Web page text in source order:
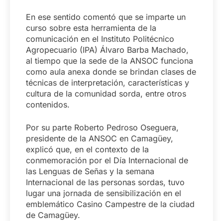
En ese sentido comentó que se imparte un
curso sobre esta herramienta de la
comunicación en el Instituto Politécnico
Agropecuario (IPA) Álvaro Barba Machado,
al tiempo que la sede de la ANSOC funciona
como aula anexa donde se brindan clases de
técnicas de interpretación, características y
cultura de la comunidad sorda, entre otros
contenidos.
Por su parte Roberto Pedroso Oseguera,
presidente de la ANSOC en Camagüey,
explicó que, en el contexto de la
conmemoración por el Día Internacional de
las Lenguas de Señas y la semana
Internacional de las personas sordas, tuvo
lugar una jornada de sensibilización en el
emblemático Casino Campestre de la ciudad
de Camagüey.